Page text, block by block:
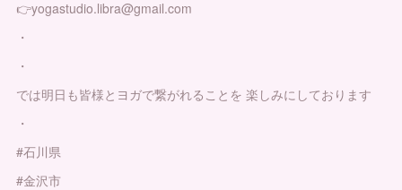
👉yogastudio.libra@gmail.com
・
・
では明日も皆様とヨガで繋がれることを 楽しみにしております
・
#石川県
#金沢市